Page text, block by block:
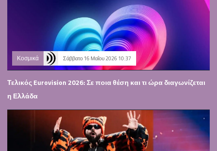
Κοσμικά Σάββατο 16 Μαΐου 2026 10:37
Τελικός Eurovision 2026: Σε ποια θέση και τι ώρα διαγωνίζεται
η Ελλάδα